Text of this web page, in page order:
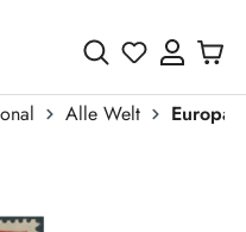
Du hast 0
Alle Welt
Europa